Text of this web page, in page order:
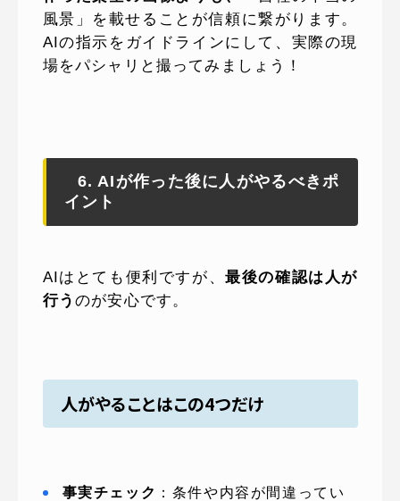
風景」を載せることが信頼に繋がります。
AIの指示をガイドラインにして、実際の現
場をパシャリと撮ってみましょう！
6. AIが作った後に人がやるべきポ
イント
AIはとても便利ですが、最後の確認は人が
行う のが安心です。
人がやることはこの4つだけ
事実チェック ：条件や内容が間違ってい